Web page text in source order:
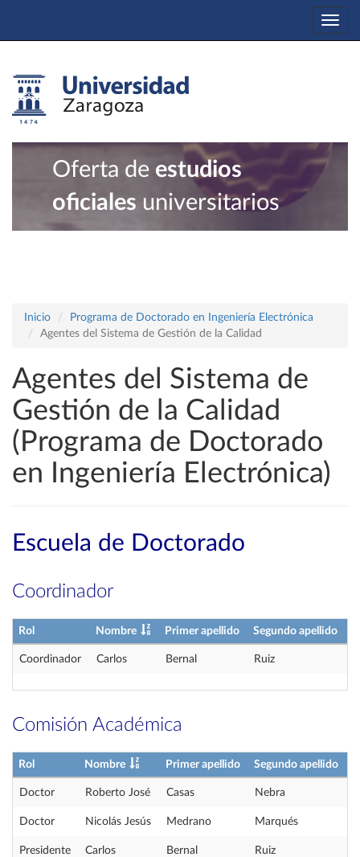
Oferta de estudios
oficiales universitarios
Inicio
Programa de Doctorado en Ingeniería Electrónica
Agentes del Sistema de Gestión de la Calidad
Agentes del Sistema de
Gestión de la Calidad
(Programa de Doctorado
en Ingeniería Electrónica)
Escuela de Doctorado
Coordinador
Rol Nombre Primer apellido Segundo apellido
Coordinador Carlos Bernal Ruiz
Comisión Académica
Rol Nombre Primer apellido Segundo apellido
Doctor Roberto José Casas Nebra
Doctor Nicolás Jesús Medrano Marqués
Presidente Carlos Bernal Ruiz